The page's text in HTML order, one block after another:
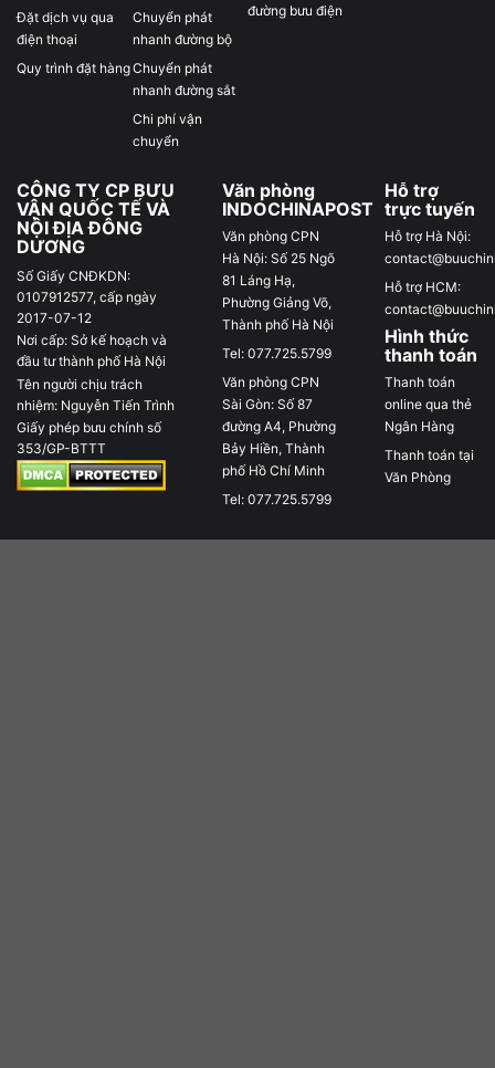
Đặt dịch vụ qua
điện thoại
Quy trình đặt hàng
Chuyển phát
nhanh đường bộ
Chuyển phát
nhanh đường sắt
Chi phí vận
chuyển
đường bưu điện
CÔNG TY CP BƯU
VẬN QUỐC TẾ VÀ
NỘI ĐỊA ĐÔNG
DƯƠNG
Số Giấy CNĐKDN:
0107912577, cấp ngày
2017-07-12
Nơi cấp: Sở kế hoạch và
đầu tư thành phố Hà Nội
Tên người chịu trách
nhiệm: Nguyễn Tiến Trình
Giấy phép bưu chính số
353/GP-BTTT
Văn phòng
INDOCHINAPOST
Văn phòng CPN
Hà Nội: Số 25 Ngõ
81 Láng Hạ,
Phường Giảng Võ,
Thành phố Hà Nội
Tel: 077.725.5799
Văn phòng CPN
Sài Gòn: Số 87
đường A4, Phường
Bảy Hiền, Thành
phố Hồ Chí Minh
Tel: 077.725.5799
Hỗ trợ
trực tuyến
Hỗ trợ Hà Nội:
Hỗ trợ HCM:
Hình thức
thanh toán
Thanh toán
online qua thẻ
Ngân Hàng
Thanh toán tại
Văn Phòng